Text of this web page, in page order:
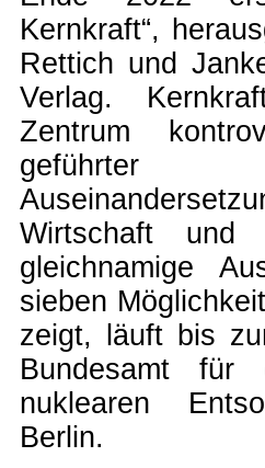
Kernkraft“,
Rettich und
Verlag.
Zentrum
geführter
Wirtschaft und
gleichnamige
sieben
zeigt, läuft bis
Bundesamt für
nuklearen
Berlin.